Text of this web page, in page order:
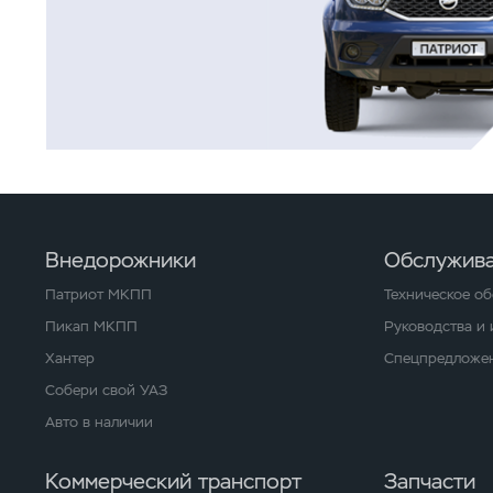
Внедорожники
Патриот МКПП
Пикап МКПП
Хантер
Собери свой УАЗ
Авто в наличии
Техническое
Руководства и
Коммерческий транспорт Запчасти